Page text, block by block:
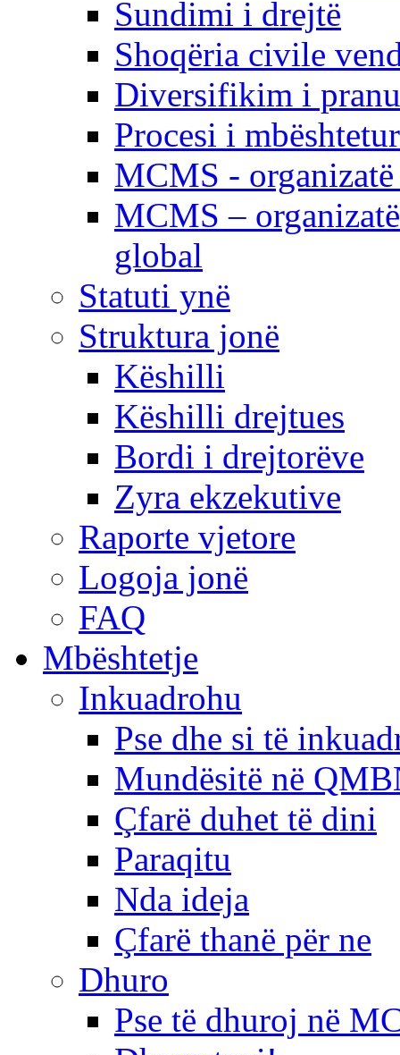
Sundimi i drejtë
Shoqëria civile
Diversifikim i
Procesi i
MCMS -
MCMS –
global
Statuti ynë
Struktura jonë
Këshilli
Këshilli drejtues
Bordi i drejtorëve
Zyra ekzekutive
Raporte vjetore
Logoja jonë
FAQ
Mbështetje
Inkuadrohu
Pse dhe si të
Mundësitë në
Çfarë duhet të dini
Paraqitu
Nda ideja
Çfarë thanë për ne
Dhuro
Pse të dhuroj në